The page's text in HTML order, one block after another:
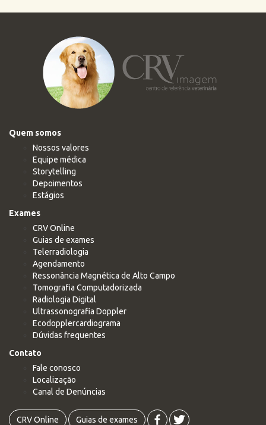
Quem somos
Nossos valores
Equipe médica
Storytelling
Depoimentos
Estágios
Exames
CRV Online
Guias de exames
Telerradiologia
Agendamento
Ressonância Magnética de Alto Campo
Tomografia Computadorizada
Radiologia Digital
Ultrassonografia Doppler
Ecodopplercardiograma
Dúvidas frequentes
Contato
Fale conosco
Localização
Canal de Denúncias
CRV Online Guias de exames